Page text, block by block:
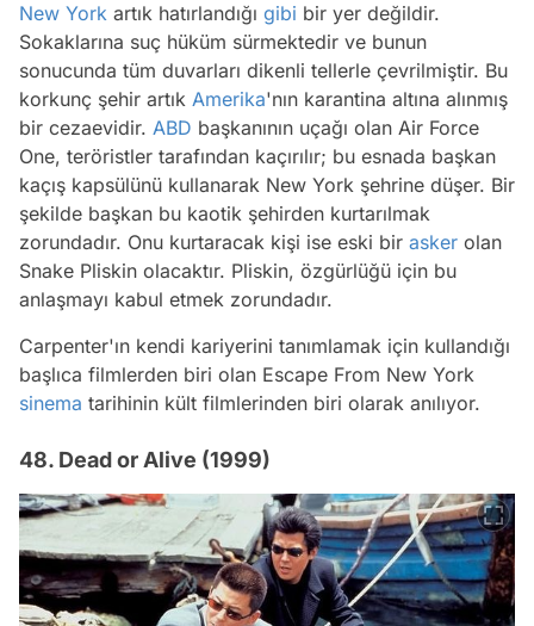
New York artık hatırlandığı gibi bir yer değildir.
Sokaklarına suç hüküm sürmektedir ve bunun
sonucunda tüm duvarları dikenli tellerle çevrilmiştir. Bu
korkunç şehir artık Amerika'nın karantina altına alınmış
bir cezaevidir. ABD başkanının uçağı olan Air Force
One, teröristler tarafından kaçırılır; bu esnada başkan
kaçış kapsülünü kullanarak New York şehrine düşer. Bir
şekilde başkan bu kaotik şehirden kurtarılmak
zorundadır. Onu kurtaracak kişi ise eski bir asker olan
Snake Pliskin olacaktır. Pliskin, özgürlüğü için bu
anlaşmayı kabul etmek zorundadır.
Carpenter'ın kendi kariyerini tanımlamak için kullandığı
başlıca filmlerden biri olan Escape From New York
sinema tarihinin kült filmlerinden biri olarak anılıyor.
48. Dead or Alive (1999)